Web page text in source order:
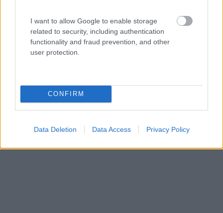
I want to allow Google to enable storage
related to security, including authentication
functionality and fraud prevention, and other
user protection.
CONFIRM
Data Deletion Data Access Privacy Policy
Camping Comelico
8 3
Santo Stefano di Cadore (BL) - 9.8km